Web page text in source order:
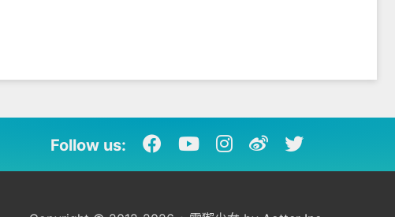
Follow us: